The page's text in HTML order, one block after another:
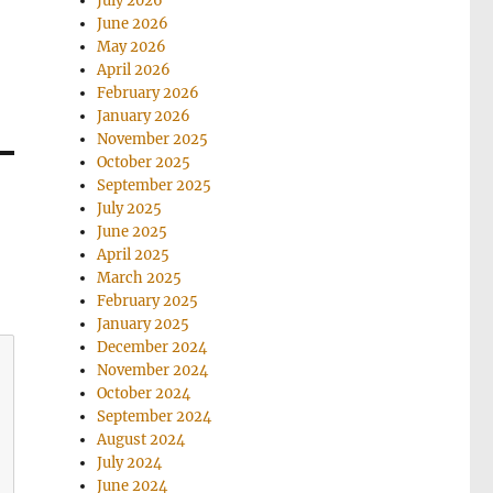
June 2026
May 2026
April 2026
February 2026
January 2026
November 2025
October 2025
September 2025
July 2025
June 2025
April 2025
March 2025
February 2025
January 2025
December 2024
November 2024
October 2024
September 2024
August 2024
July 2024
June 2024